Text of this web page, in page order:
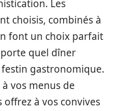
Les
choisis, combinés à
font un choix parfait
quel dîner
gastronomique.
vos menus de
à vos convives